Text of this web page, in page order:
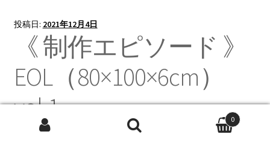
投稿日: 2021年12月4日
《 制作エピソード 》
EOL（80×100×6cm）
vol.1
0